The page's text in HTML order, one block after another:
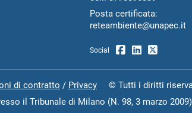
Posta certificata:
reteambiente@unapec.it
Social
di contratto / Privacy © Tutti i diritti
il Tribunale di Milano (N. 98, 3 marzo